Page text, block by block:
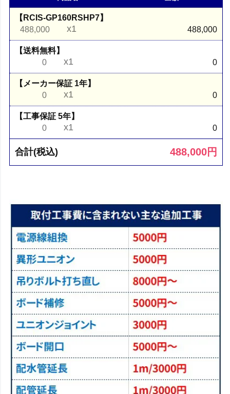
【RCIS-GP160RSHP7】
488,000
x1 488,000
【送料無料】
0
x1 0
【メーカー保証 1年】
0
x1 0
【工事保証 5年】
0
x1 0
合計(税込) 488,000円